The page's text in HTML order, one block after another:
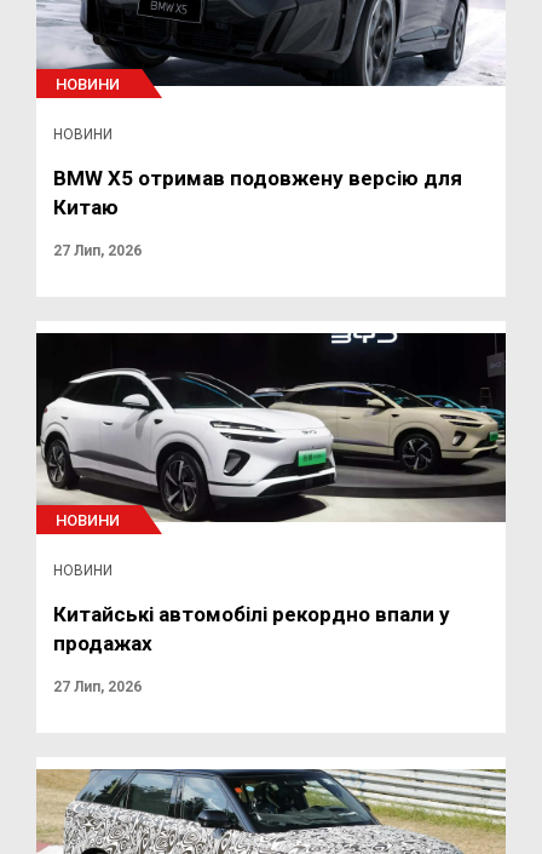
НОВИНИ
НОВИНИ
BMW X5 отримав подовжену версію для
Китаю
27 Лип, 2026
НОВИНИ
НОВИНИ
Китайські автомобілі рекордно впали у
продажах
27 Лип, 2026